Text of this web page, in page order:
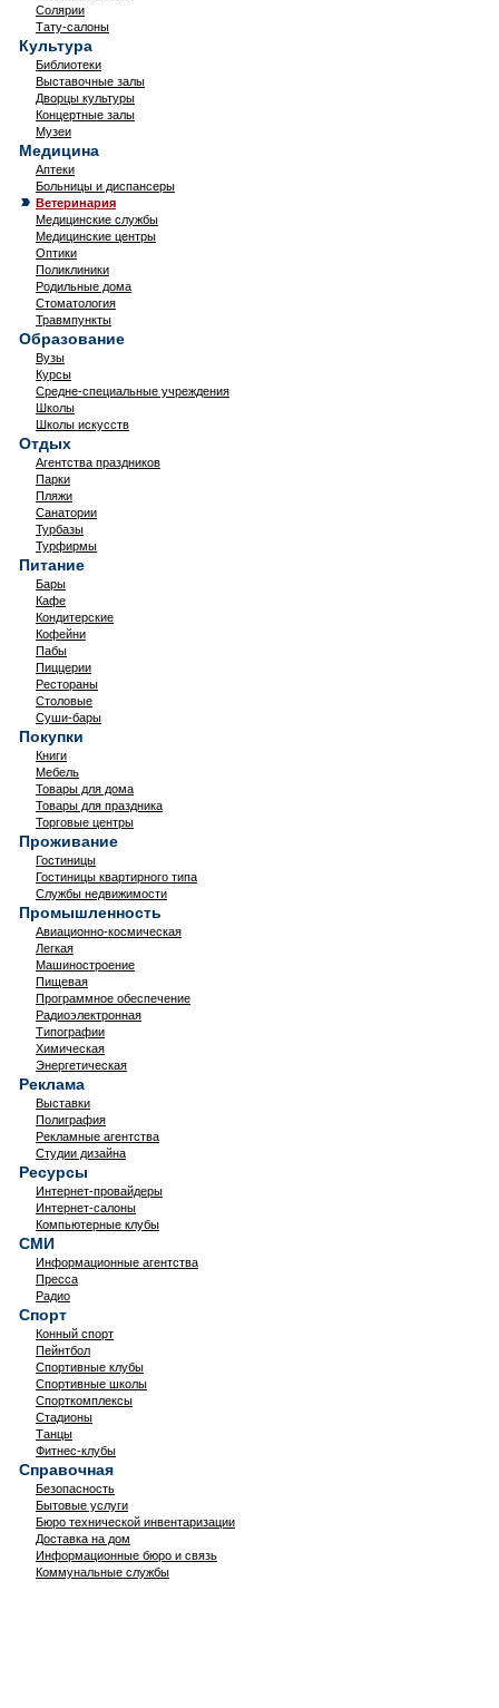
Солярии
Тату-салоны
Культура
Библиотеки
Выставочные залы
Дворцы культуры
Концертные залы
Музеи
Медицина
Аптеки
Больницы и диспансеры
Ветеринария
Медицинские службы
Медицинские центры
Оптики
Поликлиники
Родильные дома
Стоматология
Травмпункты
Образование
Вузы
Курсы
Средне-специальные учреждения
Школы
Школы искусств
Отдых
Агентства праздников
Парки
Пляжи
Санатории
Турбазы
Турфирмы
Питание
Бары
Кафе
Кондитерские
Кофейни
Пабы
Пиццерии
Рестораны
Столовые
Суши-бары
Покупки
Книги
Мебель
Товары для дома
Товары для праздника
Торговые центры
Проживание
Гостиницы
Гостиницы квартирного типа
Службы недвижимости
Промышленность
Авиационно-космическая
Легкая
Машиностроение
Пищевая
Программное обеспечение
Радиоэлектронная
Типографии
Химическая
Энергетическая
Реклама
Выставки
Полиграфия
Рекламные агентства
Студии дизайна
Ресурсы
Интернет-провайдеры
Интернет-салоны
Компьютерные клубы
СМИ
Информационные агентства
Пресса
Радио
Спорт
Конный спорт
Пейнтбол
Спортивные клубы
Спортивные школы
Спорткомплексы
Стадионы
Танцы
Фитнес-клубы
Справочная
Безопасность
Бытовые услуги
Бюро технической инвентаризации
Доставка на дом
Информационные бюро и связь
Коммунальные службы